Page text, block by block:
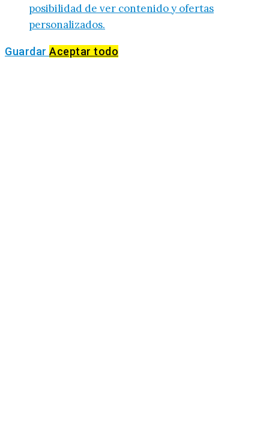
posibilidad de ver contenido y ofertas
personalizados.
Guardar Aceptar todo